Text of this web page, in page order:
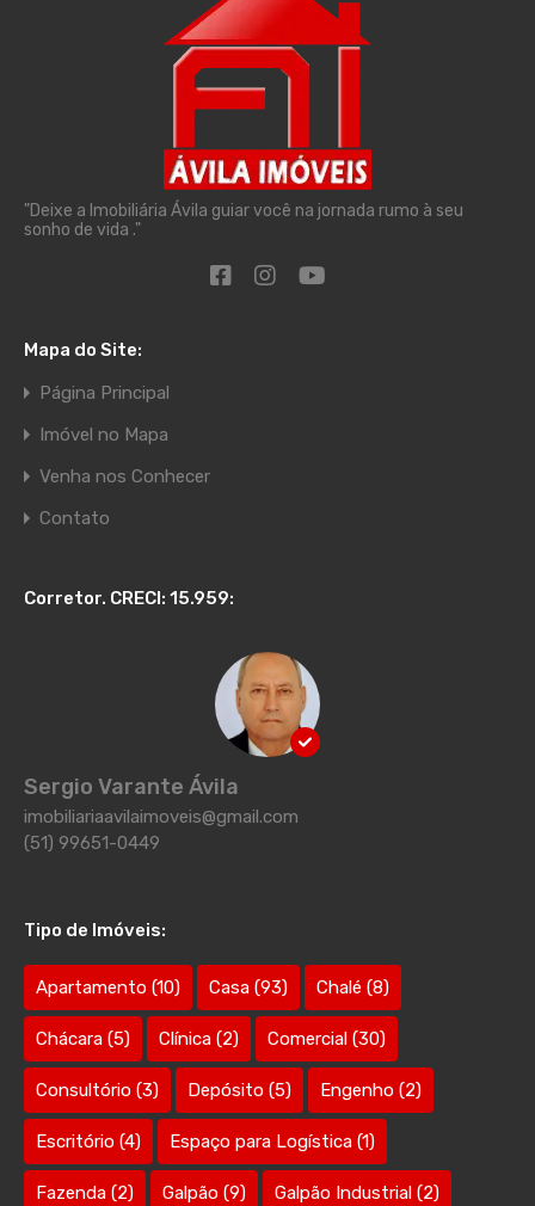
"Deixe a Imobiliária Ávila guiar você na jornada rumo à seu
sonho de vida ."
Mapa do Site:
Página Principal
Imóvel no Mapa
Venha nos Conhecer
Contato
Corretor. CRECI: 15.959:
Sergio Varante Ávila
imobiliariaavilaimoveis@gmail.com
(51) 99651-0449
Tipo de Imóveis:
Apartamento (10) Casa (93) Chalé (8)
Chácara (5) Clínica (2) Comercial (30)
Consultório (3) Depósito (5) Engenho (2)
Escritório (4) Espaço para Logística (1)
Fazenda (2) Galpão (9) Galpão Industrial (2)